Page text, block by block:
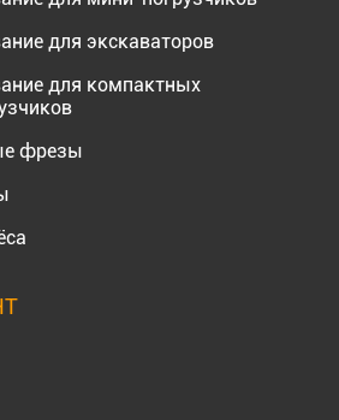
для экскаваторов
для компактных
фрезы